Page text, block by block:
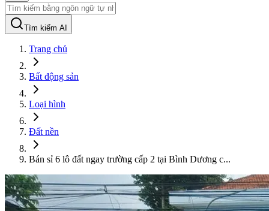
Tìm kiếm AI
Trang chủ
Bất động sản
Loại hình
Đất nền
Bán sỉ 6 lô đất ngay trường cấp 2 tại Bình Dương c...